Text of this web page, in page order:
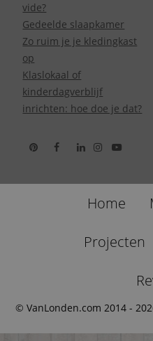
vide?
Gedeelde slaapkamer
Zo ruim je je kledingkast
op
Klaslokaal of
kinderdagverblijf
inrichten: hoe doe je dat?
Home
Projecten
© VanLonden.com 2014 -